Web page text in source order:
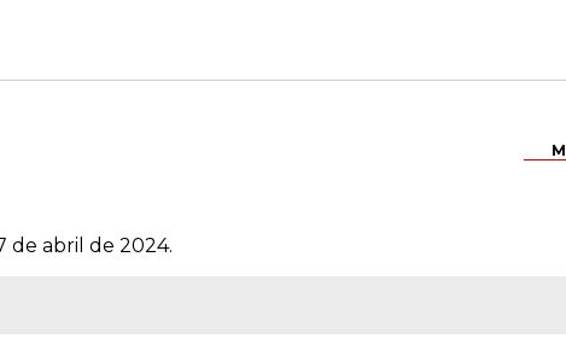
de abril de 2024.